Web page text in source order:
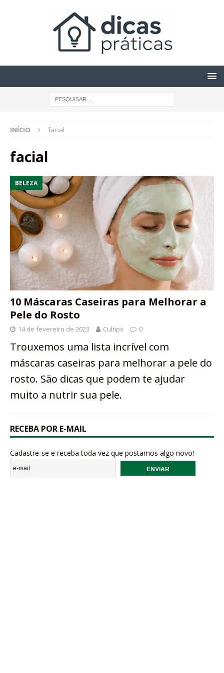
INÍCIO facial
facial
BELEZA
10 Máscaras Caseiras para Melhorar a
Pele do Rosto
14 de fevereiro de 2023 Cultips 0
Trouxemos uma lista incrível com
máscaras caseiras para melhorar a pele do
rosto. São dicas que podem te ajudar
muito a nutrir sua pele.
RECEBA POR E-MAIL
Cadastre-se e receba toda vez que postamos algo novo!